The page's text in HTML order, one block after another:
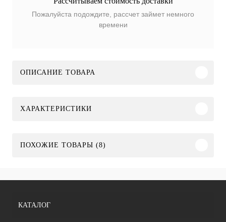
Пожалуйста подождите, рассчет займет немного
времени
ОПИСАНИЕ ТОВАРА
ХАРАКТЕРИСТИКИ
ПОХОЖИЕ ТОВАРЫ (8)
КАТАЛОГ